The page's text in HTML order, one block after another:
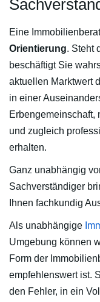
Eine
Orientierung. Steht
beschäftigt Sie
aktuellen Marktwert
in einer
Erbengemeinschaft,
und zugleich
erhalten.
Ganz unabhängig
Sachverständiger
Ihnen fachkundig
Als unabhängige
Umgebung können
Form der
empfehlenswert ist.
den Fehler, in ein